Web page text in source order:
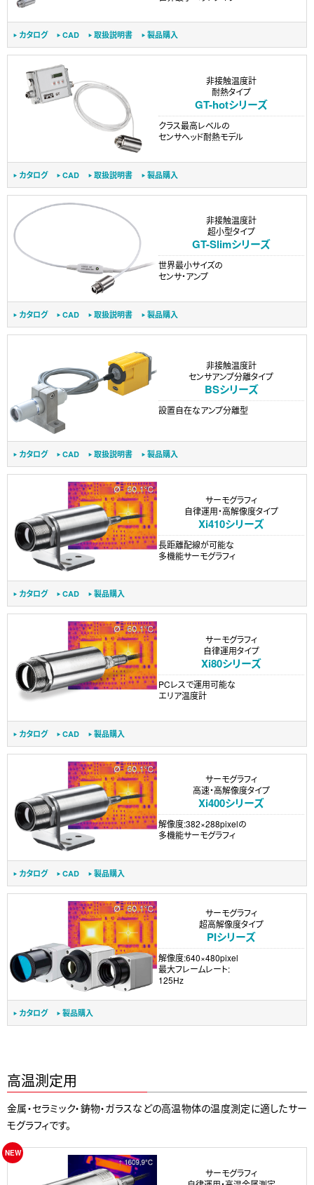
カタログ CAD 取扱説明書 製品購入
非接触温度計
耐熱タイプ
GT-hotシリーズ
クラス最高レベルの
センサヘッド耐熱モデル
カタログ CAD 取扱説明書 製品購入
非接触温度計
超小型タイプ
GT-Slimシリーズ
世界最小サイズの
センサ・アンプ
カタログ CAD 取扱説明書 製品購入
非接触温度計
センサアンプ分離タイプ
BSシリーズ
設置自在なアンプ分離型
カタログ CAD 取扱説明書 製品購入
サーモグラフィ
自律運用・高解像度タイプ
Xi410シリーズ
長距離配線が可能な
多機能サーモグラフィ
カタログ CAD 製品購入
サーモグラフィ
自律運用タイプ
Xi80シリーズ
PCレスで運用可能な
エリア温度計
カタログ CAD 製品購入
サーモグラフィ
高速・高解像度タイプ
Xi400シリーズ
解像度:382×288pixelの
多機能サーモグラフィ
カタログ CAD 製品購入
サーモグラフィ
超高解像度タイプ
PIシリーズ
解像度:640×480pixel
最大フレームレート:
125Hz
カタログ 製品購入
高温測定用
金属・セラミック・鋳物・ガラスなどの高温物体の温度測定に適したサー
モグラフィです。
サーモグラフィ